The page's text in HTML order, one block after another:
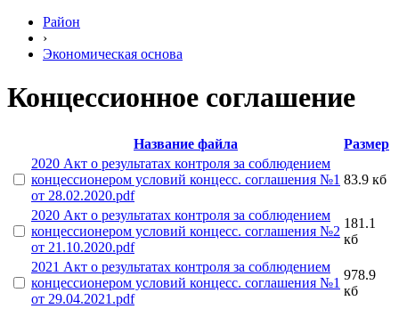
Район
›
Экономическая основа
Концессионное соглашение
Название файла
Размер
2020 Акт о результатах контроля за соблюдением
концессионером условий концесс. соглашения №1
от 28.02.2020.pdf
83.9 кб
2020 Акт о результатах контроля за соблюдением
концессионером условий концесс. соглашения №2
от 21.10.2020.pdf
181.1
кб
2021 Акт о результатах контроля за соблюдением
концессионером условий концесс. соглашения №1
от 29.04.2021.pdf
978.9
кб